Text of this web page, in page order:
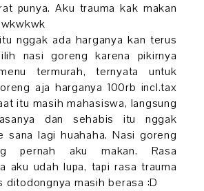
punya. Aku trauma kak makan
nggak ada harganya kan terus
nasi goreng karena pikirnya
termurah, ternyata untuk
aja harganya 100rb incl.tax
itu masih mahasiswa, langsung
dan sehabis itu nggak
sana lagi huahaha. Nasi goreng
pernah aku makan. Rasa
aku udah lupa, tapi rasa trauma
ditodongnya masih berasa :D